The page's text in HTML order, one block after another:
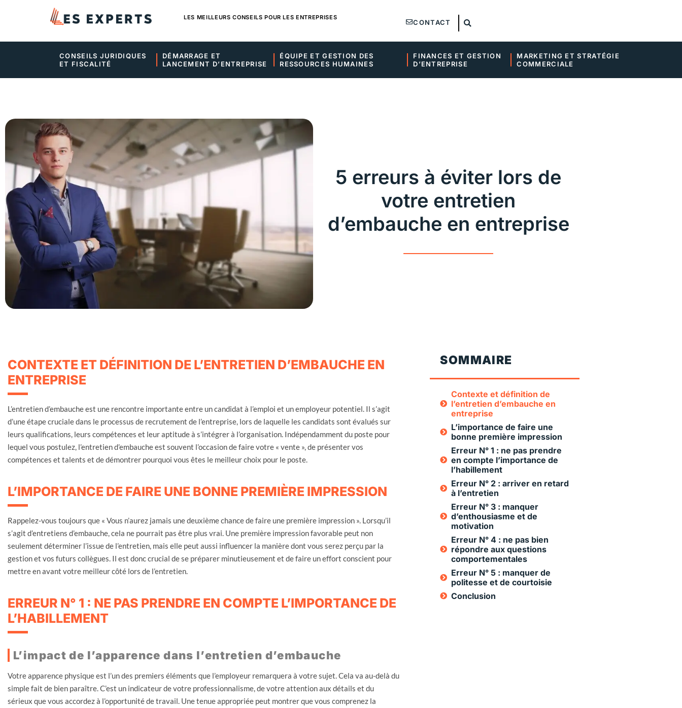
LES MEILLEURS CONSEILS POUR LES ENTREPRISES
CONTACT
CONSEILS JURIDIQUES
ET FISCALITÉ
DÉMARRAGE ET
LANCEMENT D’ENTREPRISE
ÉQUIPE ET GESTION DES
RESSOURCES HUMAINES
FINANCES ET GESTION
D’ENTREPRISE
MARKETING ET STRATÉGIE
COMMERCIALE
5 erreurs à éviter lors de
votre entretien
d’embauche en entreprise
CONTEXTE ET DÉFINITION DE L’ENTRETIEN D’EMBAUCHE EN
ENTREPRISE
L’entretien d’embauche est une rencontre importante entre un candidat à l’emploi et un employeur potentiel. Il s’agit
d’une étape cruciale dans le processus de recrutement de l’entreprise, lors de laquelle les candidats sont évalués sur
leurs qualifications, leurs compétences et leur aptitude à s’intégrer à l’organisation. Indépendamment du poste pour
lequel vous postulez, l’entretien d’embauche est souvent l’occasion de faire votre « vente », de présenter vos
compétences et talents et de démontrer pourquoi vous êtes le meilleur choix pour le poste.
L’IMPORTANCE DE FAIRE UNE BONNE PREMIÈRE IMPRESSION
Rappelez-vous toujours que « Vous n’aurez jamais une deuxième chance de faire une première impression ». Lorsqu’il
s’agit d’entretiens d’embauche, cela ne pourrait pas être plus vrai. Une première impression favorable peut non
seulement déterminer l’issue de l’entretien, mais elle peut aussi influencer la manière dont vous serez perçu par la
gestion et vos futurs collègues. Il est donc crucial de se préparer minutieusement et de faire un effort conscient pour
mettre en avant votre meilleur côté lors de l’entretien.
ERREUR N° 1 : NE PAS PRENDRE EN COMPTE L’IMPORTANCE DE
L’HABILLEMENT
L’impact de l’apparence dans l’entretien d’embauche
Votre apparence physique est l’un des premiers éléments que l’employeur remarquera à votre sujet. Cela va au-delà du
simple fait de bien paraître. C’est un indicateur de votre professionnalisme, de votre attention aux détails et du
sérieux que vous accordez à l’opportunité de travail. Une tenue appropriée peut montrer que vous comprenez la
SOMMAIRE
Contexte et définition de
l’entretien d’embauche en
entreprise
L’importance de faire une
bonne première impression
Erreur N° 1 : ne pas prendre
en compte l’importance de
l’habillement
Erreur N° 2 : arriver en retard
à l’entretien
Erreur N° 3 : manquer
d’enthousiasme et de
motivation
Erreur N° 4 : ne pas bien
répondre aux questions
comportementales
Erreur N° 5 : manquer de
politesse et de courtoisie
Conclusion